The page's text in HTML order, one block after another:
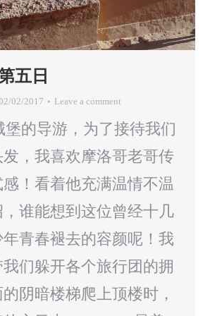
五日
02/2017 Leave a comment
堡的导游，为了接待我们
，我喜欢摩洛哥老哥传
！看着他充满温情不温
谁能想到这位曾经十几
青春褪去的容颜呢！我
们躲开各个旅行团的拥
阴暗楼梯爬上顶楼时，